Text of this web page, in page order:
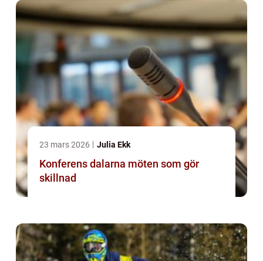
23 mars 2026 Julia Ekk
Konferens dalarna möten som gör
skillnad